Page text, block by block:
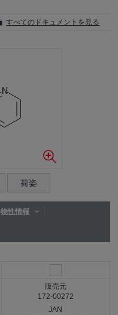
すべてのドキュメントを見る
荷姿
物性情報
販売元
172-00272
JAN